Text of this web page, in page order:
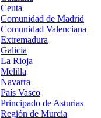
Ceuta
Comunidad de Madrid
Comunidad Valenciana
Extremadura
Galicia
La Rioja
Melilla
Navarra
País Vasco
Principado de Asturias
Región de Murcia